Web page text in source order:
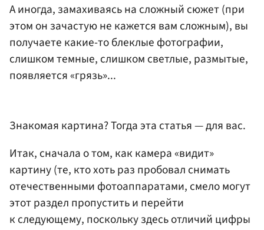
А иногда, замахиваясь на сложный сюжет (при
этом он зачастую не кажется вам сложным), вы
получаете какие-то блеклые фотографии,
слишком темные, слишком светлые, размытые,
появляется «грязь»...
Знакомая картина? Тогда эта статья — для вас.
Итак, сначала о том, как камера «видит»
картину (те, кто хоть раз пробовал снимать
отечественными фотоаппаратами, смело могут
этот раздел пропустить и перейти
к следующему, поскольку здесь отличий цифры